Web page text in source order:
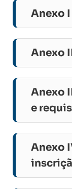
Anexo
Anexo
Anexo
e
Anexo